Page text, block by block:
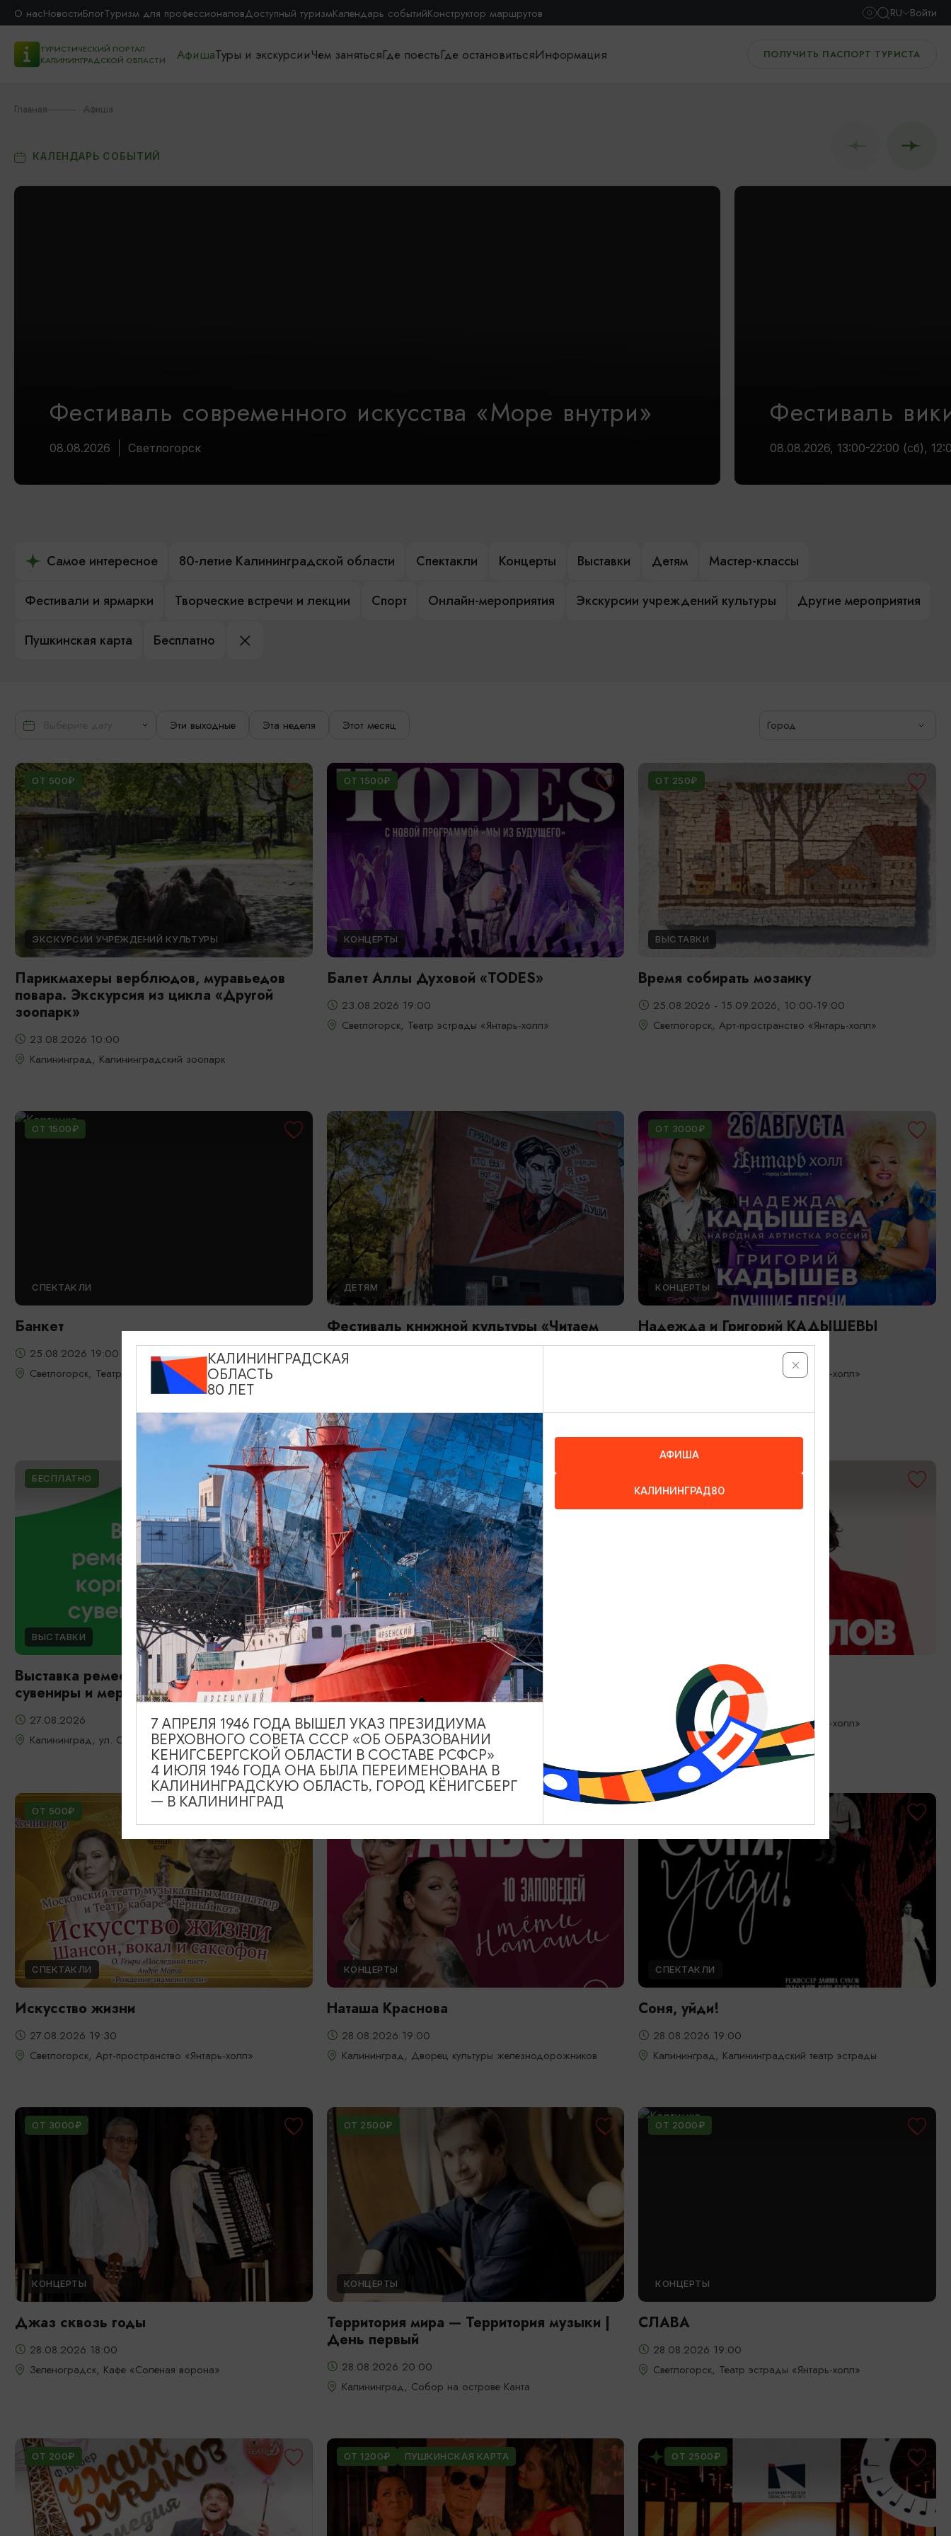
О насНовостиБлогТуризм для профессионаловДоступный туризмКалендарь событийКонструктор маршрутов RU Войти
ТУРИСТИЧЕСКИЙ ПОРТАЛ
КАЛИНИНГРАДСКОЙ ОБЛАСТИ
АфишаТуры и экскурсииЧем занятьсяГде поестьГде остановитьсяИнформация ПОЛУЧИТЬ ПАСПОРТ ТУРИСТА
Главная Афиша
КАЛЕНДАРЬ СОБЫТИЙ
Фестиваль современного искусства «Море внутри»
08.08.2026 Светлогорск
Фестиваль
08.08.2026, 13:00-22:00 (сб),
Самое интересное 80-летие Калининградской области Спектакли Концерты Выставки Детям Мастер-классы
Фестивали и ярмарки Творческие встречи и лекции Спорт Онлайн-мероприятия Экскурсии учреждений культуры Другие мероприятия
Пушкинская карта Бесплатно
Эти выходные Эта неделя Этот месяц Город
ОТ 500₽
ЭКСКУРСИИ УЧРЕЖДЕНИЙ КУЛЬТУРЫ
Парикмахеры верблюдов, муравьедов
повара. Экскурсия из цикла «Другой
зоопарк»
23.08.2026 10:00
Калининград, Калининградский зоопарк
ОТ 1500₽
КОНЦЕРТЫ
Балет Аллы Духовой «TODES»
23.08.2026 19:00
Светлогорск, Театр эстрады «Янтарь-холл»
ОТ 250₽
ВЫСТАВКИ
Время собирать мозаику
25.08.2026 - 15.09.2026, 10:00-19:00
Светлогорск, Арт-пространство «Янтарь-холл»
ОТ 1500₽
СПЕКТАКЛИ
Банкет
25.08.2026 19:00
Светлогорск, Театр эстрады «Янтарь-холл»
ДЕТЯМ
Фестиваль книжной культуры «Читаем
вместе»
библиотека им. В. Маяковского
ОТ 3000₽
КОНЦЕРТЫ
Надежда и Григорий КАДЫШЕВЫ
Светлогорск, Театр эстрады «Янтарь-холл»
БЕСПЛАТНО
ВЫСТАВКИ
Выставка ремесленников: корпоративные
сувениры и мерч
27.08.2026
Калининград, ул. Октябрьская, д. 8
БЕСПЛАТНО
ДРУГИЕ МЕРОПРИЯТИЯ
День Российского кино
27.08.2026
Калининград, Калининградский областной музей
изобразительных искусств
Стас Михайлов
27.08.2026 19:00
Светлогорск, Театр эстрады «Янтарь-холл»
ОТ 500₽
СПЕКТАКЛИ
Искусство жизни
27.08.2026 19:30
Светлогорск, Арт-пространство «Янтарь-холл»
КОНЦЕРТЫ
Наташа Краснова
28.08.2026 19:00
Калининград, Дворец культуры железнодорожников
СПЕКТАКЛИ
Соня, уйди!
28.08.2026 19:00
Калининград, Калининградский театр эстрады
ОТ 3000₽
КОНЦЕРТЫ
Джаз сквозь годы
28.08.2026 18:00
Зеленоградск, Кафе «Соленая ворона»
ОТ 2500₽
КОНЦЕРТЫ
Территория мира — Территория музыки |
День первый
28.08.2026 20:00
Калининград, Собор на острове Канта
ОТ 2000₽
КОНЦЕРТЫ
СЛАВА
28.08.2026 19:00
Светлогорск, Театр эстрады «Янтарь-холл»
ОТ 200₽ ОТ 1200₽ ПУШКИНСКАЯ КАРТА ОТ 2500₽
КАЛИНИНГРАДСКАЯ
ОБЛАСТЬ
80 ЛЕТ
АФИША
КАЛИНИНГРАД80
7 АПРЕЛЯ 1946 ГОДА ВЫШЕЛ УКАЗ ПРЕЗИДИУМА
ВЕРХОВНОГО СОВЕТА СССР «ОБ ОБРАЗОВАНИИ
КЕНИГСБЕРГСКОЙ ОБЛАСТИ В СОСТАВЕ РСФСР»
4 ИЮЛЯ 1946 ГОДА ОНА БЫЛА ПЕРЕИМЕНОВАНА В
КАЛИНИНГРАДСКУЮ ОБЛАСТЬ, ГОРОД КЁНИГСБЕРГ
— В КАЛИНИНГРАД